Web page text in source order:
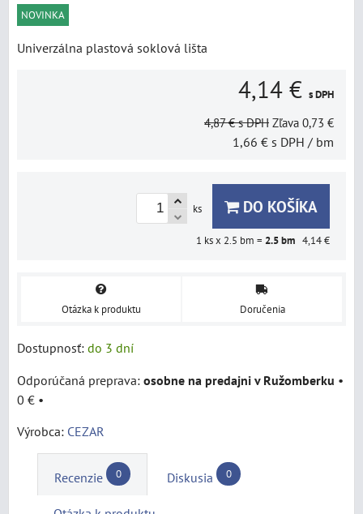
NOVINKA
Univerzálna plastová soklová lišta
4,14 € s DPH
4,87 € s DPH Zľava 0,73 €
1,66 € s DPH / bm
ks DO KOŠÍKA
1 ks x 2.5 bm = 2.5bm 4,14 €
Otázka k produktu Doručenia
Dostupnosť: do 3 dní
osobne na predajni v Ružomberku •
0 € •
Výrobca: CEZAR
Recenzie 0 Diskusia 0